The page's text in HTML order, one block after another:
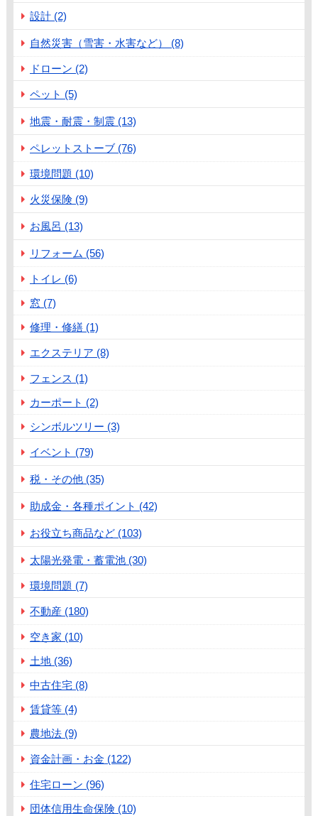
設計 (2)
自然災害（雪害・水害など） (8)
ドローン (2)
ペット (5)
地震・耐震・制震 (13)
ペレットストーブ (76)
環境問題 (10)
火災保険 (9)
お風呂 (13)
リフォーム (56)
トイレ (6)
窓 (7)
修理・修繕 (1)
エクステリア (8)
フェンス (1)
カーポート (2)
シンボルツリー (3)
イベント (79)
税・その他 (35)
助成金・各種ポイント (42)
お役立ち商品など (103)
太陽光発電・蓄電池 (30)
環境問題 (7)
不動産 (180)
空き家 (10)
土地 (36)
中古住宅 (8)
賃貸等 (4)
農地法 (9)
資金計画・お金 (122)
住宅ローン (96)
団体信用生命保険 (10)